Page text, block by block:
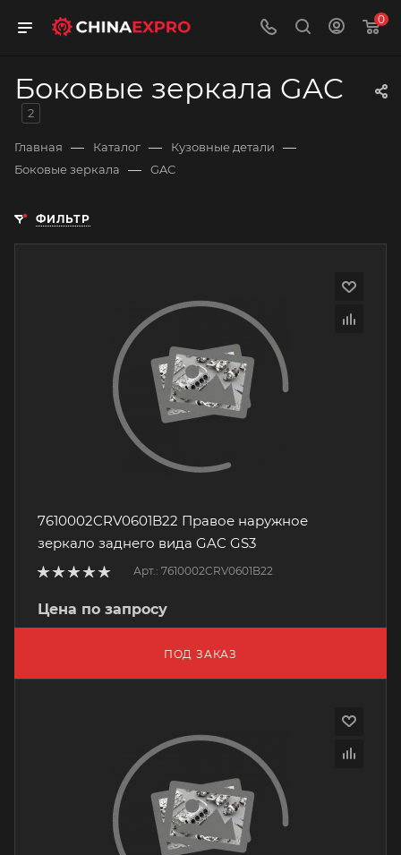
0
Боковые зеркала GAC
2
Главная — Каталог — Кузовные детали —
Боковые зеркала — GAC
ФИЛЬТР
7610002CRV0601B22 Правое наружное
зеркало заднего вида GAC GS3
Арт.: 7610002CRV0601B22
Цена по запросу
ПОД ЗАКАЗ